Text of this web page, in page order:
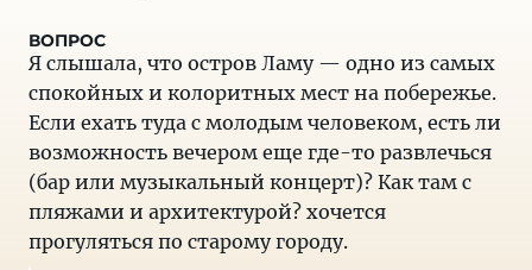
Я слышала, что остров Ламу — одно из самых
спокойных и колоритных мест на побережье.
Если ехать туда с молодым человеком, есть ли
возможность вечером еще где-то развлечься
(бар или музыкальный концерт)? Как там с
пляжами и архитектурой? хочется
прогуляться по старому городу.